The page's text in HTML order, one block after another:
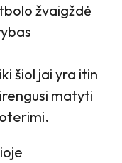
žvaigždė
šiol jai yra itin
matyti